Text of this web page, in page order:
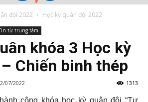
đội 2022 Học kỳ quân đội 2022
từ trung tâm
khóa 3 Học kỳ
Chiến binh thép
07/2022 1313
công khóa học kỳ quân đội “Tự